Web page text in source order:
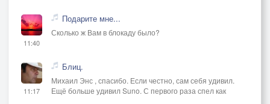
11:40
Подарите мне...
Сколько ж Вам в блокаду было?
11:17
Блиц.
Михаил Энс , спасибо. Если честно, сам себя удивил.
Ещё больше удивил Suno. С первого раза спел как